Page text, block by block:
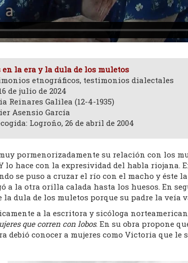
en la era y la dula de los muletos
etnográficos, testimonios dialectales
de julio de 2024
Reinares Galilea (12-4-1935)
Asensio García
Logroño, 26 de abril de 2004
pormenorizadamente su relación con los
lo hace con la expresividad del habla riojana.
se puso a cruzar el río con el macho y éste
a la otra orilla calada hasta los huesos. En
la dula de los muletos porque su padre la veía
a la escritora y sicóloga
que corren con lobos. En su obra propone
debió conocer a mujeres como Victoria que le